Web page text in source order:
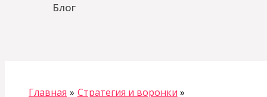
Блог
Главная Стратегия и воронки